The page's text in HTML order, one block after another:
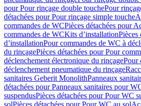
pour Pour rinçage double touchePour
détachées pour Pour rinçage simple touche
commandes de WCPièces détachées pour
commandes de WCKits d’installationPièces
d’installationPour commandes de WC à
du rinçagePièces détachées pour Pour
déclenchement électronique du rinçagePour
déclenchement pneumatique du rinçage
sanitaires Geberit MonolithPanneaux
détachées pour Panneaux sanitaires pour
suspendusPièces détachées pour Pour WC
solPièces détachées pour Pour WC au sol